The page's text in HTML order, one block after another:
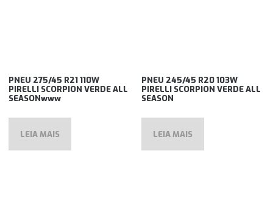
PNEU 275/45 R21 110W
PIRELLI SCORPION VERDE ALL
SEASONwww
LEIA MAIS
PNEU 245/45 R20 103W
PIRELLI SCORPION VERDE ALL
SEASON
LEIA MAIS